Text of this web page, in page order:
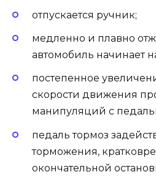
отпускается ручник;
медленно и плавно
автомобиль начинает
постепенное
скорости движения
манипуляций с
педаль тормоз
торможения,
окончательной